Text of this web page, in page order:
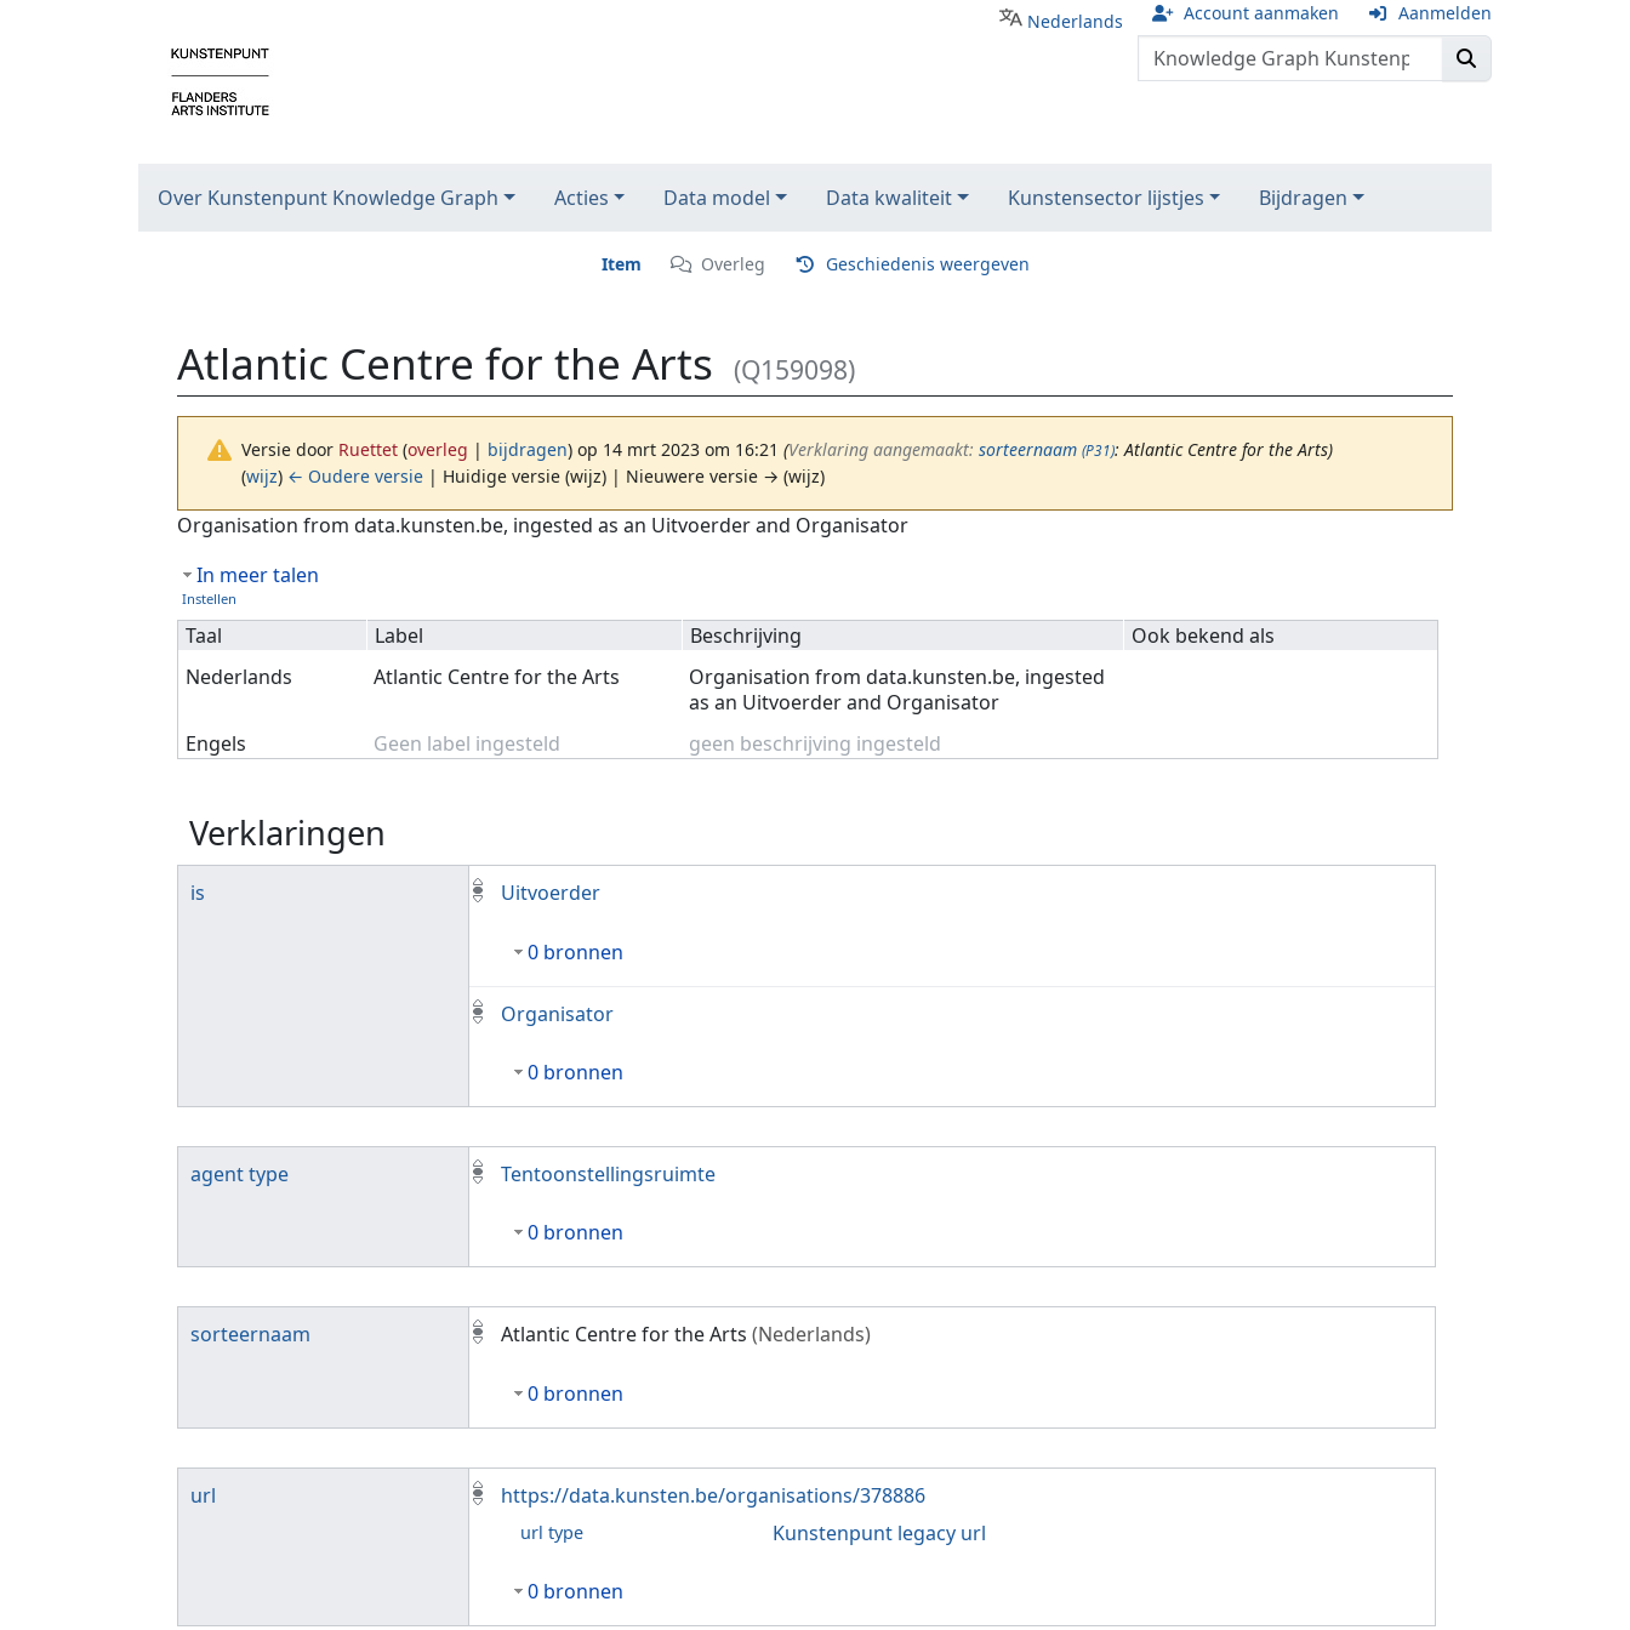
Nederlands Account aanmaken Aanmelden
Over Kunstenpunt Knowledge Graph Acties Data model Data kwaliteit Kunstensector lijstjes Bijdragen
Item Overleg Geschiedenis weergeven
Atlantic Centre for the Arts (Q159098)
Versie door Ruettet (overleg | bijdragen) op 14 mrt 2023 om 16:21 (‎Verklaring aangemaakt: sorteernaam (P31): Atlantic Centre for the Arts)
(wijz) ← Oudere versie | Huidige versie (wijz) | Nieuwere versie → (wijz)
Ga naar:navigatie,zoeken
Organisation from data.kunsten.be, ingested as an Uitvoerder and Organisator
In meer talen
Instellen
Taal Label Beschrijving
Ook bekend als
Nederlands
Atlantic Centre for the Arts
Organisation from data.kunsten.be, ingested
as an Uitvoerder and Organisator
Engels
Geen label ingesteld geen beschrijving ingesteld
Verklaringen
is Uitvoerder
0 bronnen
Organisator
0 bronnen
agent type Tentoonstellingsruimte
0 bronnen
sorteernaam Atlantic Centre for the Arts (Nederlands)
0 bronnen
url https://data.kunsten.be/organisations/378886
url type Kunstenpunt legacy url
0 bronnen